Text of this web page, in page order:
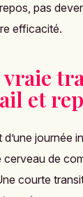
pas
efficacité.
vraie
et
journée
cerveau de
courte